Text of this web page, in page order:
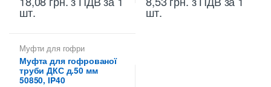
шт. шт.
Муфти для гофри
Муфта для гофрованої
труби ДКС д.50 мм
50850, IP40